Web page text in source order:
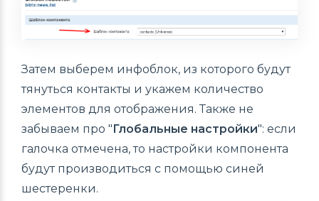
Затем выберем инфоблок, из которого будут
тянуться контакты и укажем количество
элементов для отображения. Также не
забываем про "Глобальные настройки": если
галочка отмечена, то настройки компонента
будут производиться с помощью синей
шестеренки.